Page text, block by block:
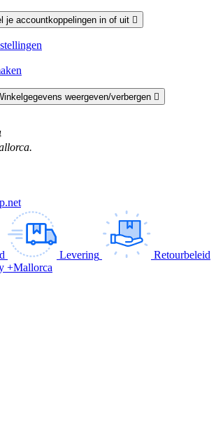
je accountkoppelingen in of uit 
weergeven/verbergen 
Levering
Retourbeleid
+Mallorca